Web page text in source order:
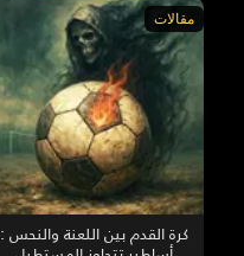
مقالات
كرة القدم بين اللعنة والنحس :